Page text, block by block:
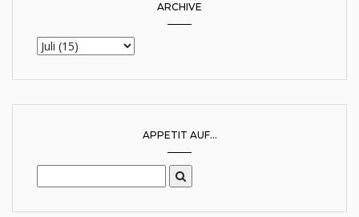
ARCHIVE
APPETIT AUF...